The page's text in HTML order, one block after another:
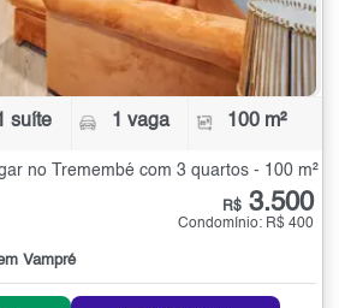
suíte 1 vaga 100 m²
no Tremembé com 3 quartos - 100 m²
Vampré
R$ 3.500
Condomínio: R$ 400